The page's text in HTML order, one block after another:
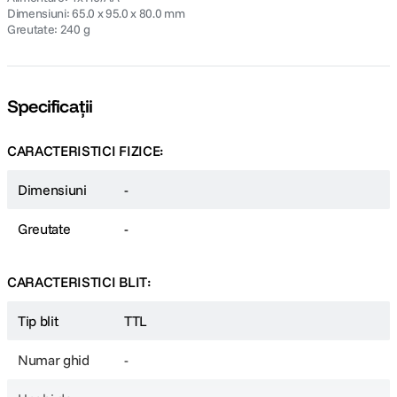
Dimensiuni: 65.0 x 95.0 x 80.0 mm
Greutate: 240 g
Specificații
CARACTERISTICI FIZICE:
Dimensiuni -
Greutate -
CARACTERISTICI BLIT:
Tip blit TTL
Numar ghid -